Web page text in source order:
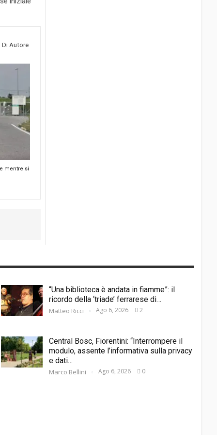
Di Autore
mentre si
“Una biblioteca è andata in fiamme”: il
ricordo della ‘triade’ ferrarese di…
Matteo Ricci Ago 6, 2026 2
Central Bosc, Fiorentini: “Interrompere il
modulo, assente l’informativa sulla privacy
e dati…
Marco Bellini Ago 6, 2026 0